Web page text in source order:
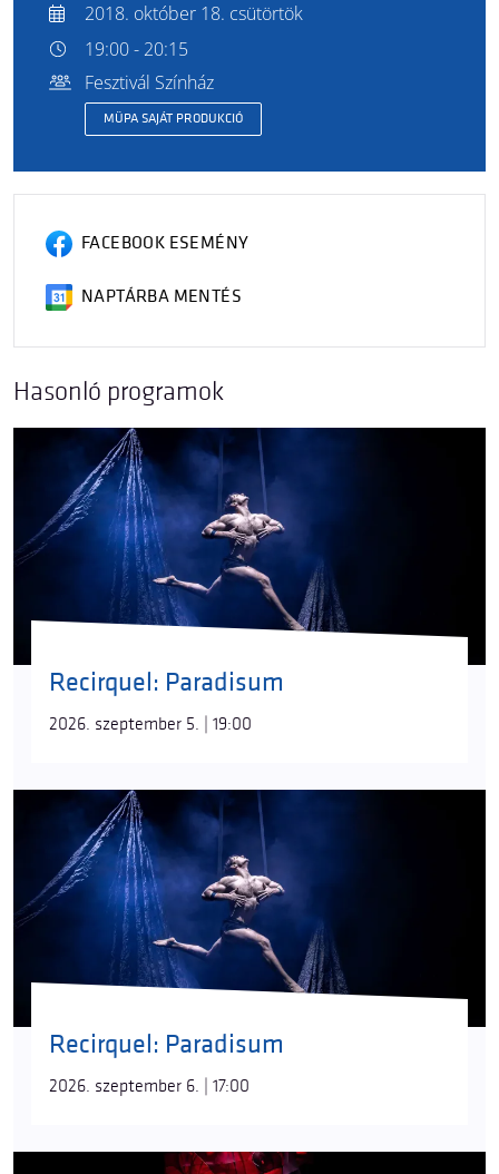
2018. október 18. csütörtök
19:00 - 20:15
Fesztivál Színház
MÜPA SAJÁT PRODUKCIÓ
FACEBOOK ESEMÉNY
NAPTÁRBA MENTÉS
Hasonló programok
Recirquel: Paradisum
2026. szeptember 5. | 19:00
Recirquel: Paradisum
2026. szeptember 6. | 17:00